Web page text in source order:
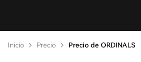
Inicio Precio Precio de ORDINALS